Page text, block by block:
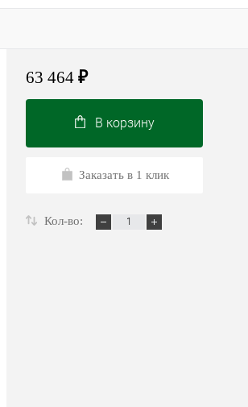
63 464 ₽
В корзину
Заказать в 1 клик
Кол-во: